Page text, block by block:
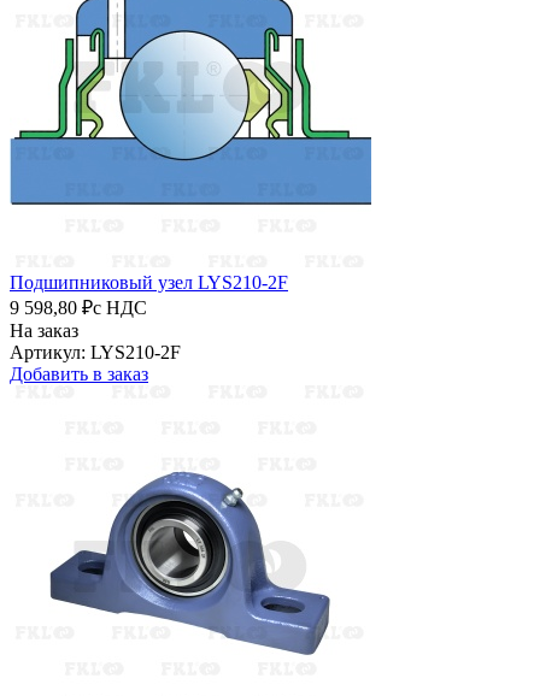
Подшипниковый узел LYS210-2F
9 598,80 ₽с НДС
На заказ
Артикул: LYS210-2F
Добавить в заказ